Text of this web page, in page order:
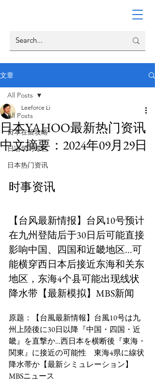
文章
All Posts
日本在留攻略
日语学习专栏
日本热门资讯
All Posts
日本YAHOO最新热门资讯
中文摘要：2024年09月29日
Leeforce Li
【台风最新情报】台风10号预计
在九州登陆后于30日后可能直接
影响中国、四国和近畿地区...可
能横穿西日本后接近东海和关东
地区，东海4个县可能出现线状
降水带【最新模拟】MBS新闻
原题：【台風最新情報】台風10号は九
州上陸後に30日以降『中国・四国・近
畿』を直撃か…西日本を横断後『東海・
関東』に接近の可能性　東海4県に線状
降水帯か【最新シミュレーション】